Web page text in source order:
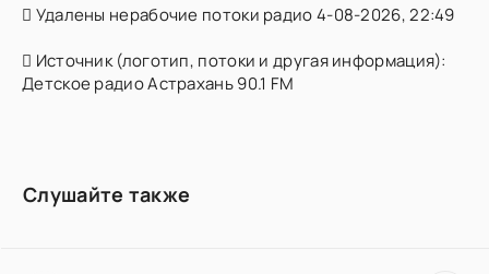
Удалены нерабочие потоки радио 4-08-2026, 22:49
Источник (логотип, потоки и другая информация):
Детское радио Астрахань 90.1 FM
Слушайте также